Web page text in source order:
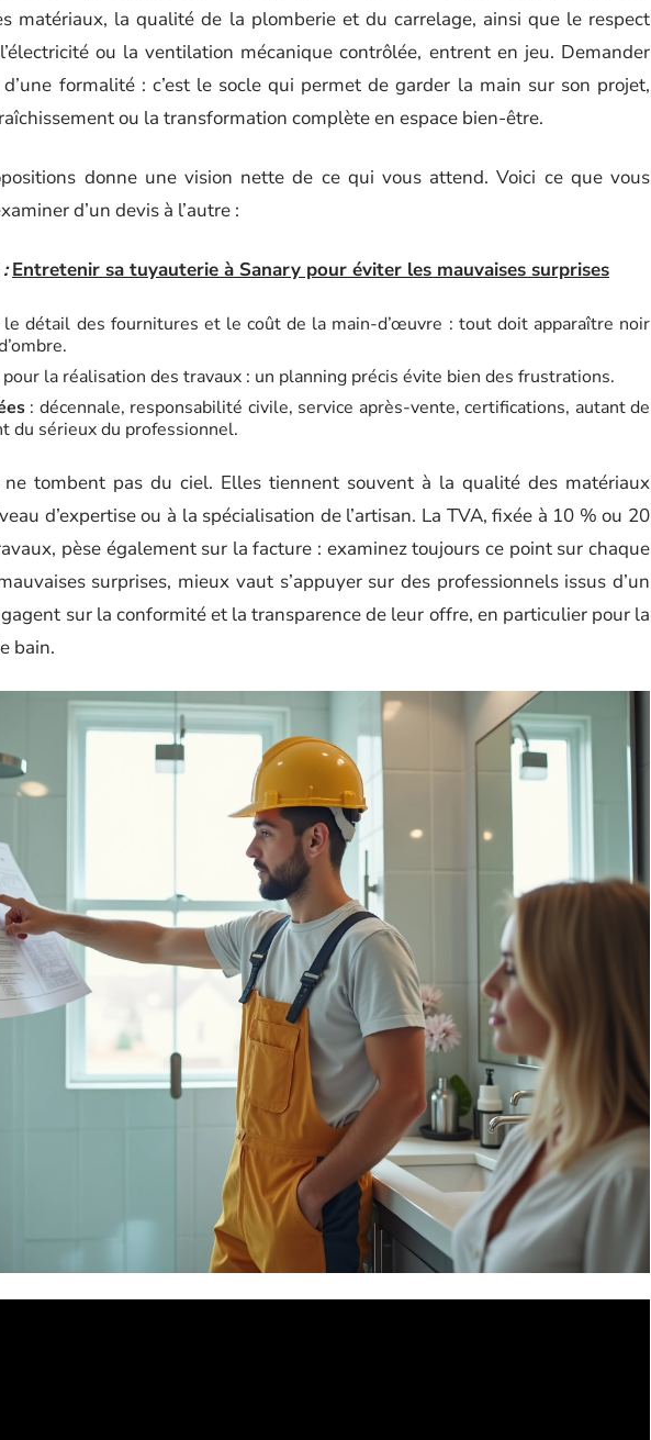
matériaux, la qualité de la plomberie et du carrelage, ainsi que le respect
ou la ventilation mécanique contrôlée, entrent en jeu. Demander
formalité : c’est le socle qui permet de garder la main sur son projet,
ou la transformation complète en espace bien-être.
donne une vision nette de ce qui vous attend. Voici ce que vous
d’un devis à l’autre :
Entretenir sa tuyauterie à Sanary pour éviter les mauvaises surprises
le détail des fournitures et le coût de la main-d’œuvre : tout doit apparaître noir
pour la réalisation des travaux : un planning précis évite bien des frustrations.
: décennale, responsabilité civile, service après-vente, certifications, autant de
du sérieux du professionnel.
tombent pas du ciel. Elles tiennent souvent à la qualité des matériaux
d’expertise ou à la spécialisation de l’artisan. La TVA, fixée à 10 % ou 20
pèse également sur la facture : examinez toujours ce point sur chaque
surprises, mieux vaut s’appuyer sur des professionnels issus d’un
sur la conformité et la transparence de leur offre, en particulier pour la
bain.